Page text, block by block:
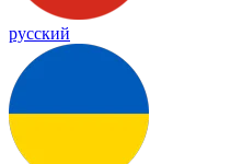
русский